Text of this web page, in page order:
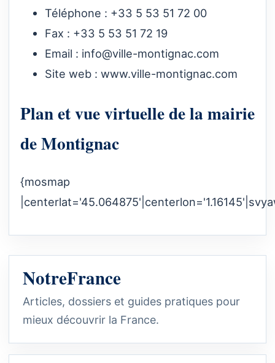
Téléphone : +33 5 53 51 72 00
Fax : +33 5 53 51 72 19
Email : info@ville-montignac.com
Site web : www.ville-montignac.com
Plan et vue virtuelle de la mairie
de Montignac
{mosmap
NotreFrance
Articles, dossiers et guides pratiques pour
mieux découvrir la France.